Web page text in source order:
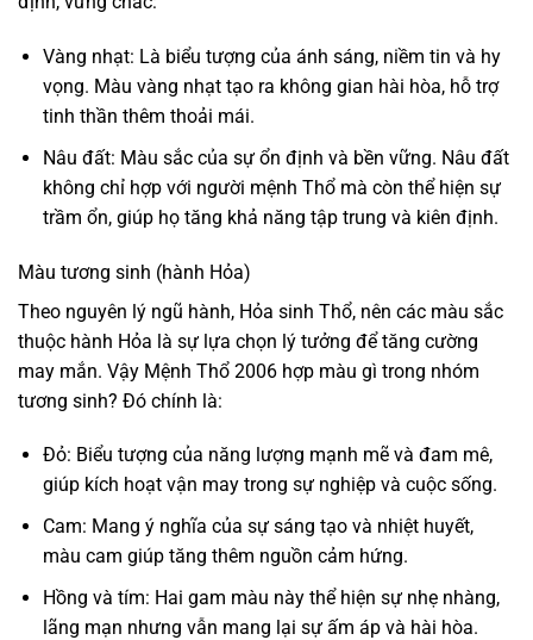
Vàng nhạt: Là biểu tượng của ánh sáng, niềm tin và hy
vọng. Màu vàng nhạt tạo ra không gian hài hòa, hỗ trợ
tinh thần thêm thoải mái.
Nâu đất: Màu sắc của sự ổn định và bền vững. Nâu đất
không chỉ hợp với người mệnh Thổ mà còn thể hiện sự
trầm ổn, giúp họ tăng khả năng tập trung và kiên định.
Màu tương sinh (hành Hỏa)
Theo nguyên lý ngũ hành, Hỏa sinh Thổ, nên các màu sắc
thuộc hành Hỏa là sự lựa chọn lý tưởng để tăng cường
may mắn. Vậy Mệnh Thổ 2006 hợp màu gì trong nhóm
tương sinh? Đó chính là:
Đỏ: Biểu tượng của năng lượng mạnh mẽ và đam mê,
giúp kích hoạt vận may trong sự nghiệp và cuộc sống.
Cam: Mang ý nghĩa của sự sáng tạo và nhiệt huyết,
màu cam giúp tăng thêm nguồn cảm hứng.
Hồng và tím: Hai gam màu này thể hiện sự nhẹ nhàng,
lãng mạn nhưng vẫn mang lại sự ấm áp và hài hòa.